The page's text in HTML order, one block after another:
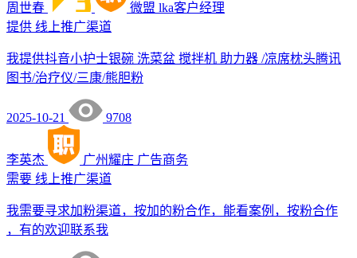
周世春 微盟 lka客户经理
提供 线上推广渠道
我提供抖音小护士银碗 洗菜盆 搅拌机 助力器 /凉席枕头腾讯
图书/治疗仪/三康/熊胆粉
2025-10-21 9708
李英杰 广州耀庄 广告商务
需要 线上推广渠道
我需要寻求加粉渠道，按加的粉合作，能看案例，按粉合作
，有的欢迎联系我